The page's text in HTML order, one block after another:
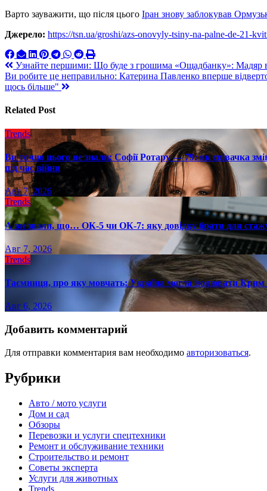
Варто зауважити, що після цього Іран знову заблокував
Джерело: https://tsn.ua/groshi/azs-onovyly-tsiny-na-palne-de-21-
Навигация
по
Узнайте першими: Що буде з грошима «Ощадбанку»: Мадяр
Ви робите це неправильно: Катерина Павленко вперше
щось більше"
Related Post
Trends
Ви точно цього не знали: Софії Ротару — 79: як співачка
під час війни
Авг 7, 2026
Trends
А ви знали, що… ОК-5 чи ОК-7: яку довідку брати для
Авг 7, 2026
Trends
Таємниця, про яку мовчать: Україна могла ізолювати
Авг 6, 2026
Добавить комментарий
Для отправки комментария вам необходимо авторизоваться.
Рубрики
Авто / мото услуги
Дом и сад
Обзоры
Перевозки и услуги спецтехники
Ремонт и обслуживание техники
Строительство и ремонт
Советы эксперта
Услуги для животных
Trends